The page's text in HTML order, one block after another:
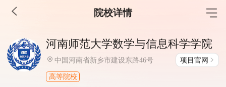
院校详情
MBA工商管理
院校库 考试报名 招生政策 学制学费
报名流程
报考经验
河南师范大学数学与信息科学学院
中国河南省新乡市建设东路46号 项目官网
高等院校